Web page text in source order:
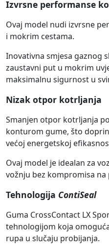
Izvrsne performanse
Ovaj model nudi izvrsne
i mokrim cestama.
Inovativna smjesa gaznog
zaustavni put u mokrim
maksimalnu sigurnost u
Nizak otpor kotrljanja
Smanjen otpor kotrljanja
konturom gume, što
većoj energetskoj
Ovaj model je idealan za
vožnju bez kompromisa
Tehnologija ContiSeal
Guma CrossContact LX
tehnologijom koja
rupa u slučaju probijanja.